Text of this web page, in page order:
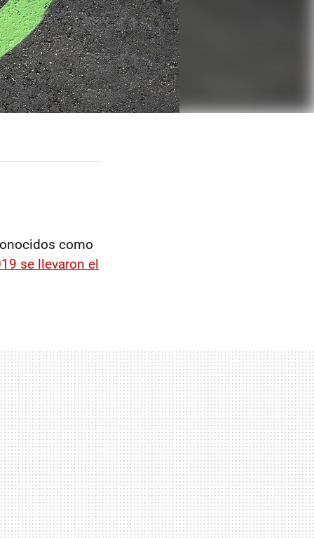
como
se llevaron el